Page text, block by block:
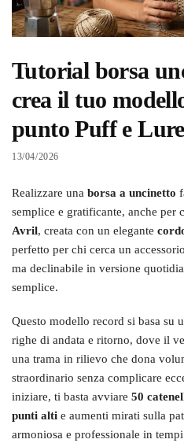
Tutorial borsa
crea il tuo
punto Puff e
13/04/2026
Realizzare una borsa a uncinetto
semplice e gratificante, anche per
Avril, creata con un elegante
perfetto per chi cerca un
ma declinabile in versione
semplice.
Questo modello record si basa su
righe di andata e ritorno, dove il
una trama in rilievo che dona
straordinario senza complicare
iniziare, ti basta avviare 50
punti alti e aumenti mirati sulla
armoniosa e professionale in